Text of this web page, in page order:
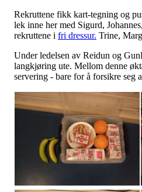
Rekruttene fikk kart-tegning og
lek inne her med Sigurd,
rekruttene i fri dressur. Trine,
Under ledelsen av Reidun og
langkjøring ute. Mellom denne
servering - bare for å forsikre seg